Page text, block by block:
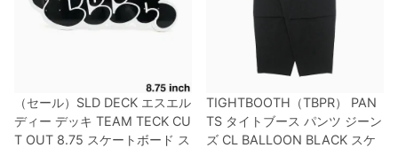
（セール） SLD DECK エスエル
ディー デッキ TEAM TECK CU
T OUT 8.75 スケートボード ス
TIGHTBOOTH（TBPR） PAN
TS タイトブース パンツ ジーン
ズ CL BALLOON BLACK スケ